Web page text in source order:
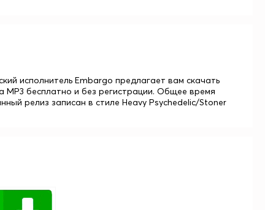
исполнитель Embargo предлагает вам скачать
MP3 бесплатно и без регистрации. Общее время
релиз записан в стиле Heavy Psychedelic/Stoner